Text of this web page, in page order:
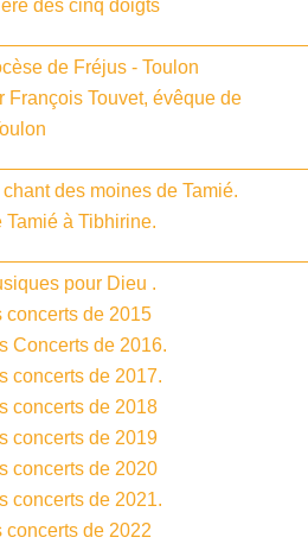
des cinq doigts
de Fréjus - Toulon
François Touvet, évêque de
des moines de Tamié.
Tamié à Tibhirine.
pour Dieu .
concerts de 2015
Concerts de 2016.
concerts de 2017.
concerts de 2018
concerts de 2019
concerts de 2020
concerts de 2021.
concerts de 2022